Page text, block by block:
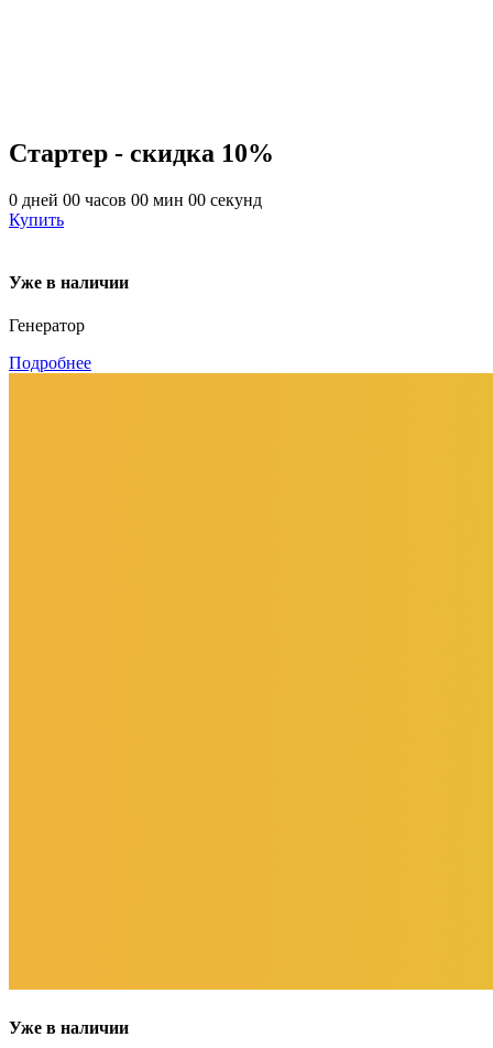
Стартер - скидка 10%
0 дней 00 часов 00 мин 00 секунд
Купить
Уже в наличии
Генератор
Подробнее
Уже в наличии